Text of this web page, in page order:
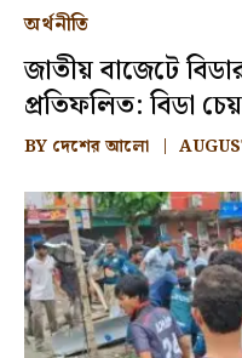
অর্থনীতি
জাতীয় বাজেটে
প্রতিফলিত: বিডা
BY দেশের আলো